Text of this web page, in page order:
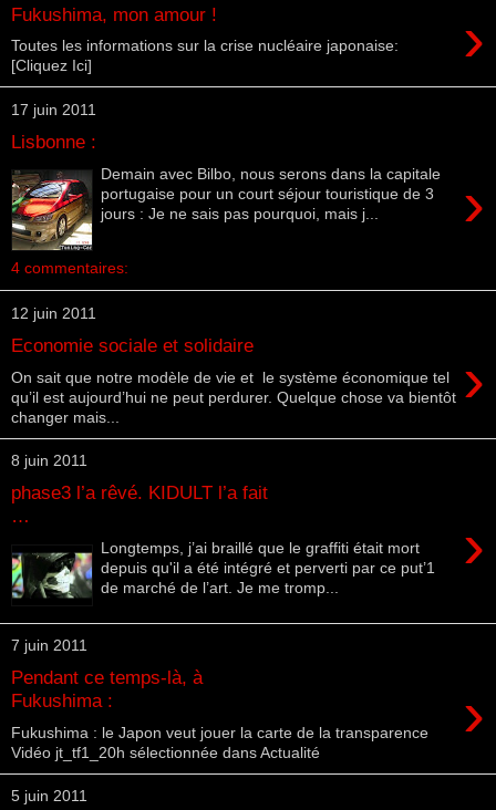
Fukushima, mon amour ! ›
Toutes les informations sur la crise nucléaire japonaise:
[Cliquez Ici]
17 juin 2011
Lisbonne :
›
Demain avec Bilbo, nous serons dans la capitale
portugaise pour un court séjour touristique de 3
jours : Je ne sais pas pourquoi, mais j...
4 commentaires:
12 juin 2011
Economie sociale et solidaire ›
On sait que notre modèle de vie et le système économique tel
qu’il est aujourd’hui ne peut perdurer. Quelque chose va bientôt
changer mais...
8 juin 2011
phase3 l’a rêvé. KIDULT l’a fait
…
›
Longtemps, j’ai braillé que le graffiti était mort
depuis qu'il a été intégré et perverti par ce put’1
de marché de l’art. Je me tromp...
7 juin 2011
Pendant ce temps-là, à
Fukushima :
›
Fukushima : le Japon veut jouer la carte de la transparence
Vidéo jt_tf1_20h sélectionnée dans Actualité
5 juin 2011